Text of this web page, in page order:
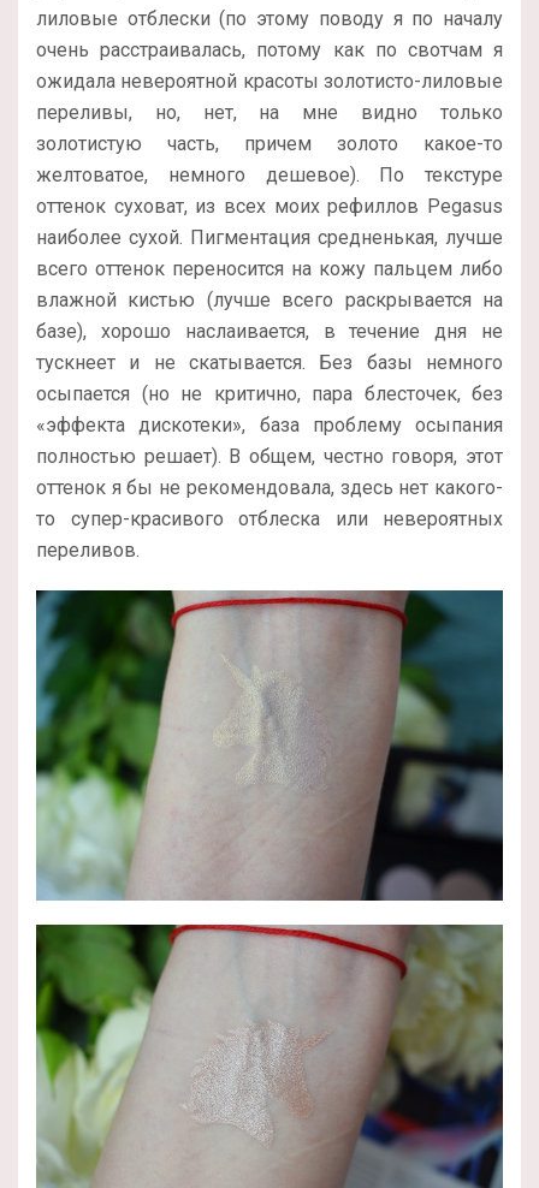
лиловые отблески (по этому поводу я по началу
очень расстраивалась, потому как по свотчам я
ожидала невероятной красоты золотисто-лиловые
переливы, но, нет, на мне видно только
золотистую часть, причем золото какое-то
желтоватое, немного дешевое). По текстуре
оттенок суховат, из всех моих рефиллов Pegasus
наиболее сухой. Пигментация средненькая, лучше
всего оттенок переносится на кожу пальцем либо
влажной кистью (лучше всего раскрывается на
базе), хорошо наслаивается, в течение дня не
тускнеет и не скатывается. Без базы немного
осыпается (но не критично, пара блесточек, без
«эффекта дискотеки», база проблему осыпания
полностью решает). В общем, честно говоря, этот
оттенок я бы не рекомендовала, здесь нет какого-
то супер-красивого отблеска или невероятных
переливов.